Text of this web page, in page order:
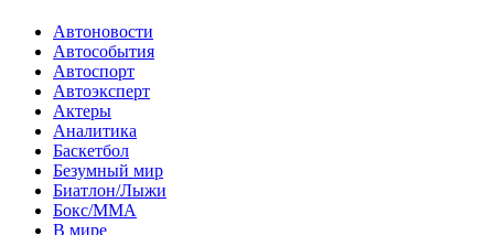
Автоновости
Автособытия
Автоспорт
Автоэксперт
Актеры
Аналитика
Баскетбол
Безумный мир
Биатлон/Лыжи
Бокс/MMA
В мире